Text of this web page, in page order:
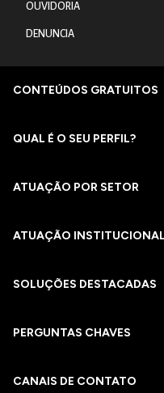
OUVIDORIA
DENUNCIA
CONTEÚDOS GRATUITOS
QUAL É O SEU PERFIL?
ATUAÇÃO POR SETOR
ATUAÇÃO INSTITUCIONAL
SOLUÇÕES DESTACADAS
PERGUNTAS CHAVES​
CANAIS DE CONTATO